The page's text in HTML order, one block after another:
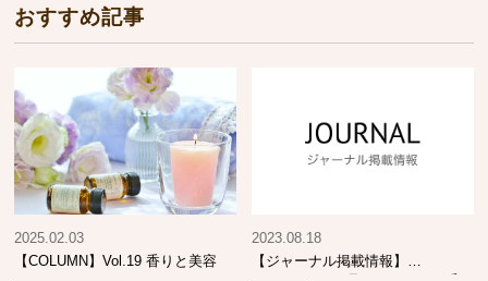
おすすめ記事
【COLUMN】Vol.19 香りと美容
2025.02.03
【ジャーナル掲載情報】
2023.08.18